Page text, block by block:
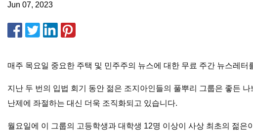
Jun 07, 2023
매주 목요일 중요한 주택 및 민주주의 뉴스에 대한 무료 주간 뉴스레터
지난 두 번의 입법 회기 동안 젊은 조지아인들의 풀뿌리 그룹은 좋든
난제에 좌절하는 대신 더욱 조직화되고 있습니다.
월요일에 이 그룹의 고등학생과 대학생 12명 이상이 사상 최초의 젊